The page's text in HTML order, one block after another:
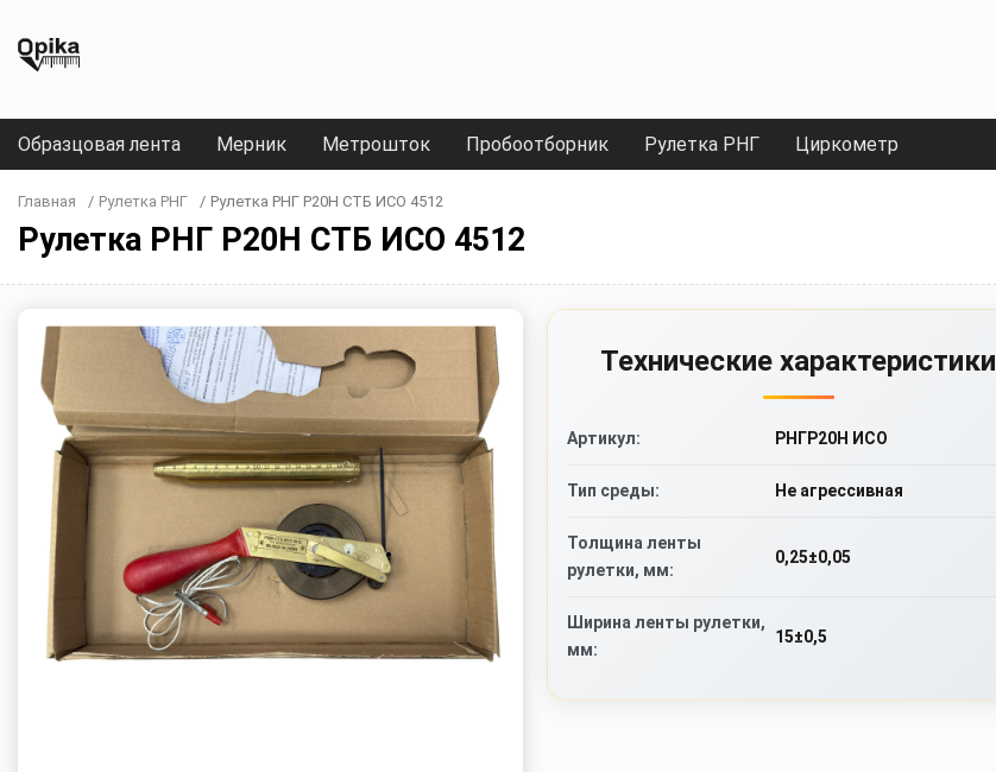
Образцовая лента Мерник Метрошток Пробоотборник Рулетка РНГ Циркометр
Главная / Рулетка РНГ / Рулетка РНГ Р20Н СТБ ИСО 4512
Рулетка РНГ Р20Н СТБ ИСО 4512
Технические характеристики
Артикул: РНГР20Н ИСО
Тип среды: Не агрессивная
Толщина ленты
рулетки, мм:
0,25±0,05
Ширина ленты рулетки,
мм:
15±0,5